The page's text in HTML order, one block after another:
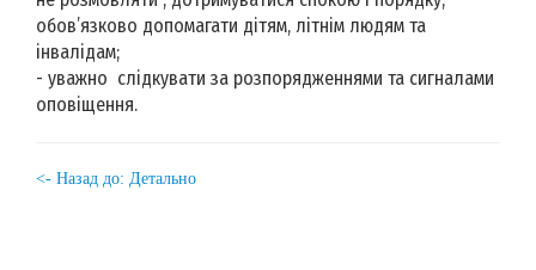
обов’язково допомагати дітям, літнім людям та
інвалідам;
- уважно слідкувати за розпорядженнями та сигналами
оповіщення.
<- Назад до: Детально